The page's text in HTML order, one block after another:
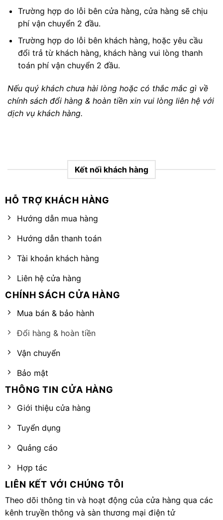
Trường hợp do lỗi bên cửa hàng, cửa hàng sẽ chịu
phí vận chuyển 2 đầu.
Trường hợp do lỗi bên khách hàng, hoặc yêu cầu
đổi trả từ khách hàng, khách hàng vui lòng thanh
toán phí vận chuyển 2 đầu.
Nếu quý khách chưa hài lòng hoặc có thắc mắc gì về
chính sách đổi hàng & hoàn tiền xin vui lòng liên hệ với
dịch vụ khách hàng.
Kết nối khách hàng
HỖ TRỢ KHÁCH HÀNG
Hướng dẫn mua hàng
Hướng dẫn thanh toán
Tài khoản khách hàng
Liên hệ cửa hàng
CHÍNH SÁCH CỬA HÀNG
Mua bán & bảo hành
Đổi hàng & hoàn tiền
Vận chuyển
Bảo mật
THÔNG TIN CỬA HÀNG
Giới thiệu cửa hàng
Tuyển dụng
Quảng cáo
Hợp tác
LIÊN KẾT VỚI CHÚNG TÔI
Theo dõi thông tin và hoạt động của cửa hàng qua các
kênh truyền thông và sàn thương mại điện tử